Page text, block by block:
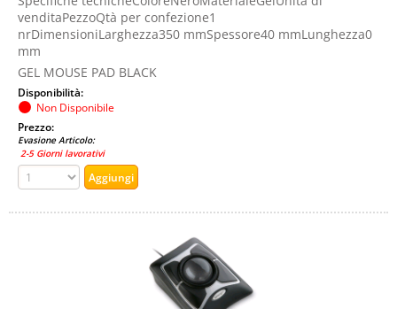
venditaPezzoQtà per confezione1
nrDimensioniLarghezza350 mmSpessore40 mmLunghezza0
mm
GEL MOUSE PAD BLACK
Disponibilità:
Non Disponibile
Prezzo:
Evasione Articolo:
2-5 Giorni lavorativi